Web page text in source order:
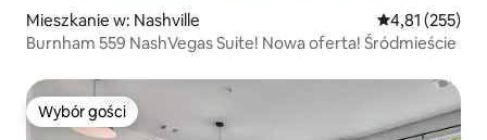
Mieszkanie w: Nashville Średnia
4,81 (255)
Burnham 559 NashVegas Suite! Nowa oferta! Śródmieście
Wybór gości
Wybór gości